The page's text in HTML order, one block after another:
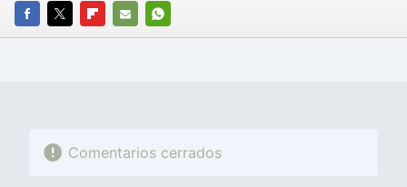
FACEBOOK
TWITTERFLIPBOARD
E-
WHATSAPP
Comentarios cerrados